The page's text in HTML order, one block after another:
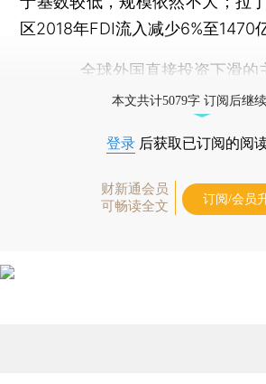
区2018年FDI流入减少6%至1470
全球外国直接投资下滑的
本文共计5079字 订阅后继
登录 后获取已订阅的阅
财新通会员
可畅读全文
订阅/会员